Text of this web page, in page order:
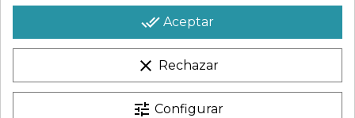
Copyright © 2025Sweetsofa. Todos los derechos reservados
done_all Aceptar
clear Rechazar
tune Configurar